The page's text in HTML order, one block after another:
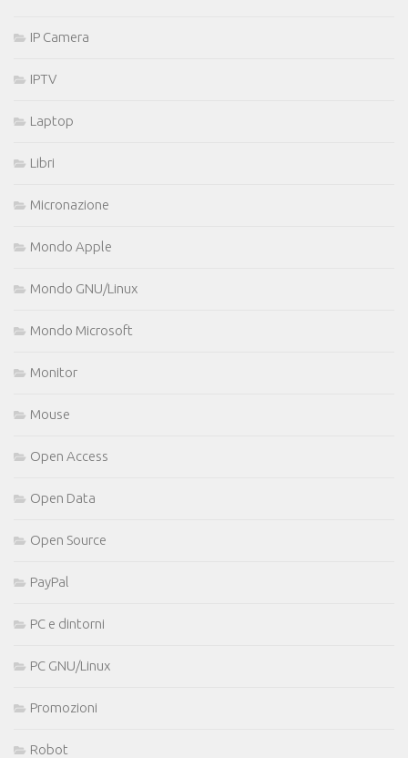
IP Camera
IPTV
Laptop
Libri
Micronazione
Mondo Apple
Mondo GNU/Linux
Mondo Microsoft
Monitor
Mouse
Open Access
Open Data
Open Source
PayPal
PC e dintorni
PC GNU/Linux
Promozioni
Robot